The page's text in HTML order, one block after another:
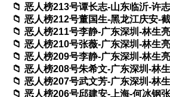
恶人榜213号谭长志-山东临沂-许
恶人榜212号董国生-黑龙江庆安-
恶人榜211号李静-广东深圳-林生
恶人榜210号张薇-广东深圳-林生
恶人榜209号李静-广东深圳-林生
恶人榜208号朱希文-广东深圳-林
恶人榜207号武文芳-广东深圳-林
恶人榜206号邱建安-上海-何冰钢